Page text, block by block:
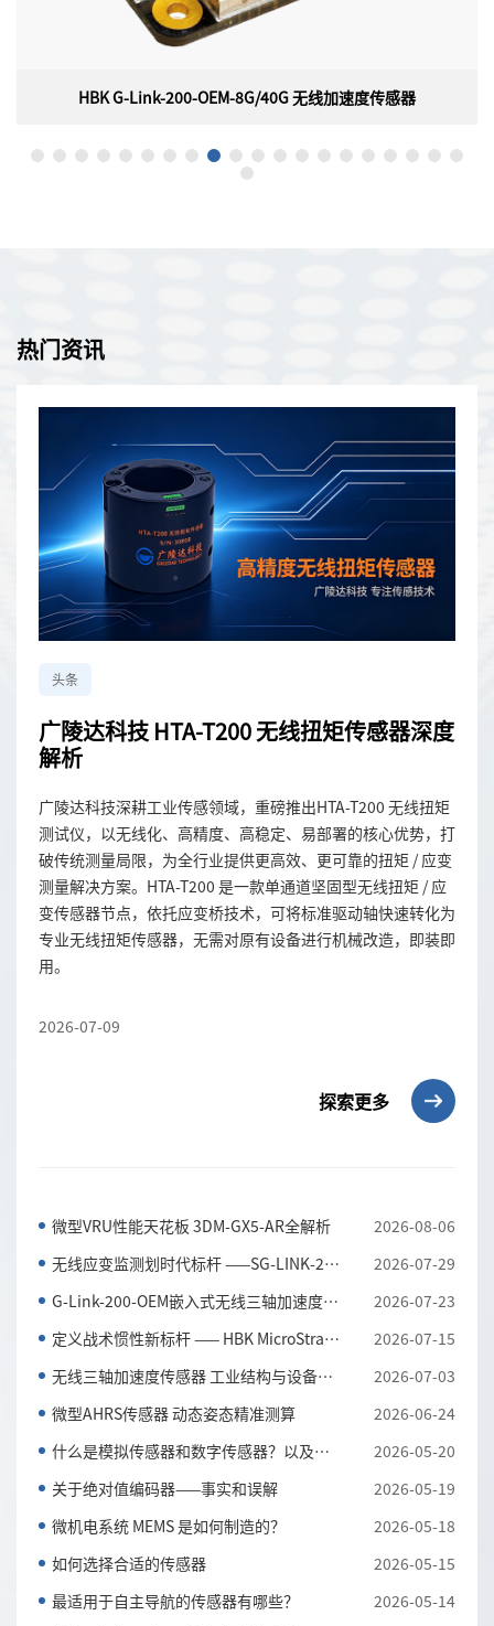
HBK G-Link-200-OEM-8G/40G 无线加速度传感器
HBK G-Link-200-OEM-8G/40G 无线加速度传感器
热门资讯
头条
广陵达科技 HTA-T200 无线扭矩传感器深度
解析
广陵达科技深耕工业传感领域，重磅推出HTA-T200 无线扭矩
测试仪，以无线化、高精度、高稳定、易部署的核心优势，打
破传统测量局限，为全行业提供更高效、更可靠的扭矩 / 应变
测量解决方案。HTA-T200 是一款单通道坚固型无线扭矩 / 应
变传感器节点，依托应变桥技术，可将标准驱动轴快速转化为
专业无线扭矩传感器，无需对原有设备进行机械改造，即装即
用。
2026-07-09
探索更多
微型VRU性能天花板 3DM-GX5-AR全解析
2026-08-06
无线应变监测划时代标杆 ——SG-LINK-200三通道无线应...
2026-07-29
G-Link-200-OEM嵌入式无线三轴加速度传感器 全工况振...
2026-07-23
定义战术惯性新标杆 —— HBK MicroStrain 3DM-CV7-AH...
2026-07-15
无线三轴加速度传感器 工业结构与设备振动监测利器
2026-07-03
微型AHRS传感器 动态姿态精准测算
2026-06-24
什么是模拟传感器和数字传感器？以及它们的主要区别
2026-05-20
关于绝对值编码器——事实和误解
2026-05-19
微机电系统 MEMS 是如何制造的？
2026-05-18
如何选择合适的传感器
2026-05-15
最适用于自主导航的传感器有哪些？
2026-05-14